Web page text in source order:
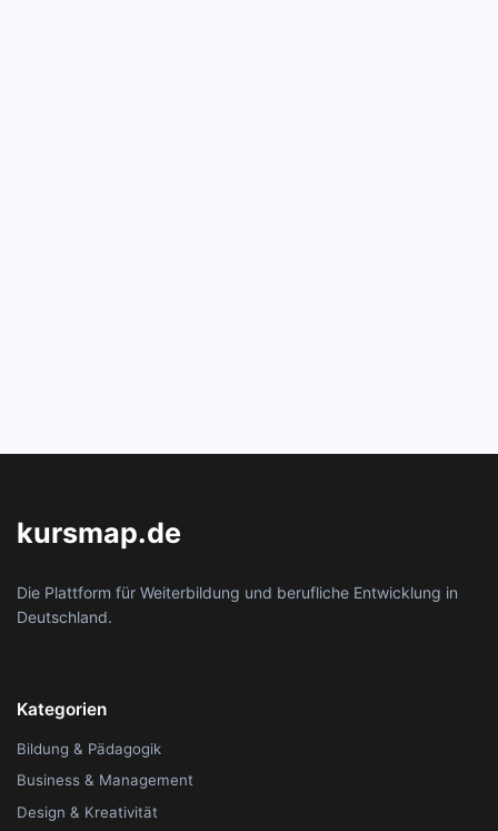
kursmap.de
Die Plattform für Weiterbildung und berufliche Entwicklung in
Deutschland.
Kategorien
Bildung & Pädagogik
Business & Management
Design & Kreativität